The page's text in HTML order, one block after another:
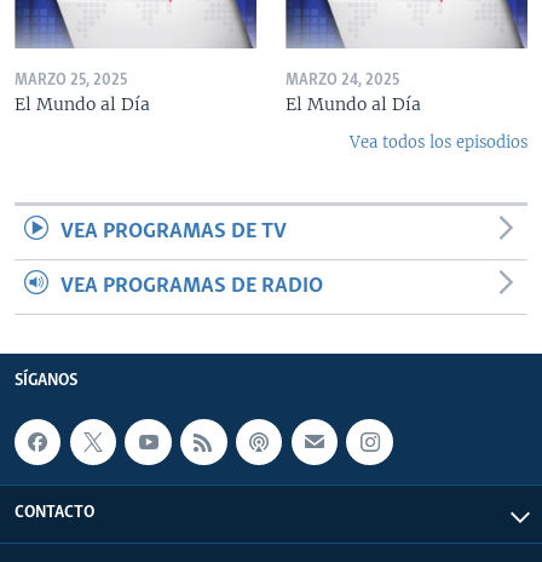
MARZO 25, 2025
El Mundo al Día
MARZO 24, 2025
El Mundo al Día
Vea todos los episodios
VEA PROGRAMAS DE TV
VEA PROGRAMAS DE RADIO
SÍGANOS
CONTACTO